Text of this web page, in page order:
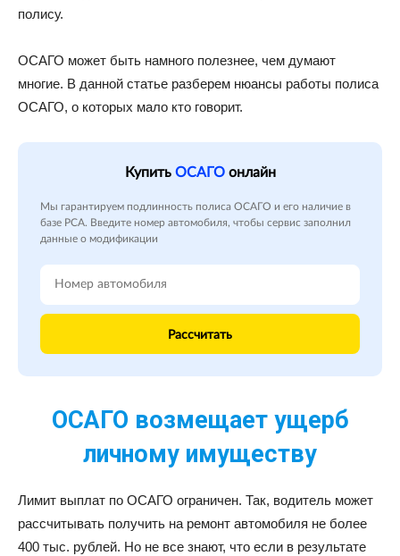
полису.
ОСАГО может быть намного полезнее, чем думают
многие. В данной статье разберем нюансы работы полиса
ОСАГО, о которых мало кто говорит.
Купить ОСАГОонлайн
Мы гарантируем подлинность полиса ОСАГО и его наличие в
базе РСА. Введите номер автомобиля, чтобы сервис заполнил
данные о модификации
Рассчитать
ОСАГО возмещает ущерб
личному имуществу
Лимит выплат по ОСАГО ограничен. Так, водитель может
рассчитывать получить на ремонт автомобиля не более
400 тыс. рублей. Но не все знают, что если в результате